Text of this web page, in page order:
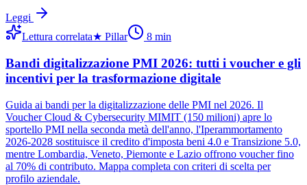
Leggi
Lettura correlata★ Pillar 8 min
Bandi digitalizzazione PMI 2026: tutti i voucher e gli
incentivi per la trasformazione digitale
Guida ai bandi per la digitalizzazione delle PMI nel 2026. Il
Voucher Cloud & Cybersecurity MIMIT (150 milioni) apre lo
sportello PMI nella seconda metà dell'anno, l'Iperammortamento
2026-2028 sostituisce il credito d'imposta beni 4.0 e Transizione 5.0,
mentre Lombardia, Veneto, Piemonte e Lazio offrono voucher fino
al 70% di contributo. Mappa completa con criteri di scelta per
profilo aziendale.